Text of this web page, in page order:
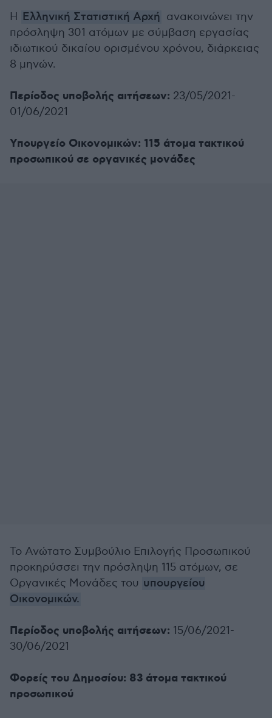
Η Ελληνική Στατιστική Αρχή ανακοινώνει την
πρόσληψη 301 ατόμων με σύμβαση εργασίας
ιδιωτικού δικαίου ορισμένου χρόνου, διάρκειας
8 μηνών.
Περίοδος υποβολής αιτήσεων: 23/05/2021-
01/06/2021
Υπουργείο Οικονομικών: 115 άτομα τακτικού
προσωπικού σε οργανικές μονάδες
Το Ανώτατο Συμβούλιο Επιλογής Προσωπικού
προκηρύσσει την πρόσληψη 115 ατόμων, σε
Οργανικές Μονάδες του υπουργείου
Οικονομικών.
Περίοδος υποβολής αιτήσεων: 15/06/2021-
30/06/2021
Φορείς του Δημοσίου: 83 άτομα τακτικού
προσωπικού